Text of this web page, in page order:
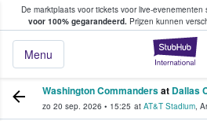
De marktplaats voor tickets voor live-evenementen
voor 100% gegarandeerd.Prijzen kunnen
Menu
tickets kopen en
Washington Commandersat Dallas
zo 20 sep. 2026 • 15:25 at AT&T Stadium,